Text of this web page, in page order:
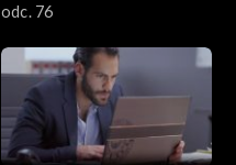
odc. 76